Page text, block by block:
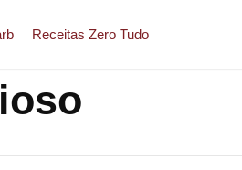
Receitas Zero Tudo